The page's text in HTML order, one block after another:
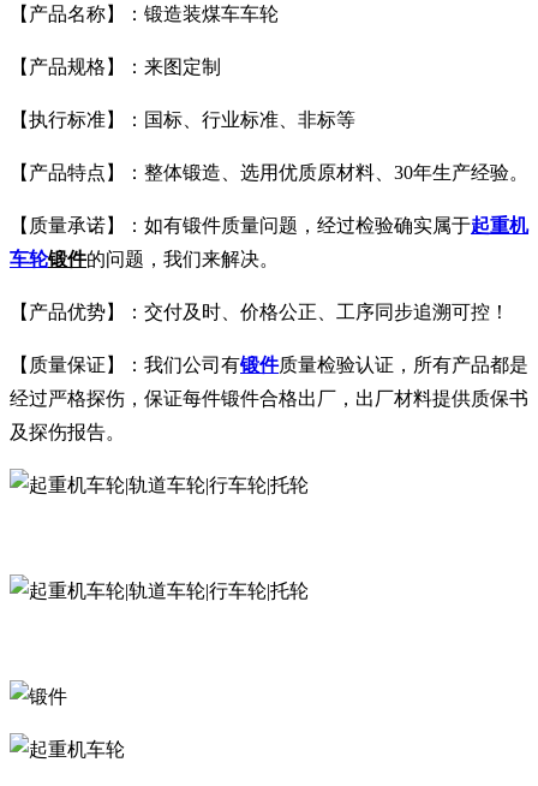
【产品名称】：锻造装煤车车轮
【产品规格】：来图定制
【执行标准】：国标、行业标准、非标等
【产品特点】：整体锻造、选用优质原材料、30年生产经验。
【质量承诺】：如有锻件质量问题，经过检验确实属于起重机
车轮锻件的问题，我们来解决。
【产品优势】：交付及时、价格公正、工序同步追溯可控！
【质量保证】：我们公司有锻件质量检验认证，所有产品都是
经过严格探伤，保证每件锻件合格出厂，出厂材料提供质保书
及探伤报告。